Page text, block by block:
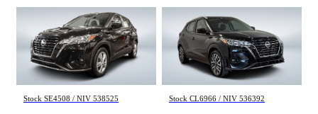
Nissan Kicks
S 2024
35 033 km
20 195 $
Stock SE4508 / NIV 538525
Nissan Kicks
SV 2024
39 113 km
21 572 $
Stock CL6966 / NIV 536392